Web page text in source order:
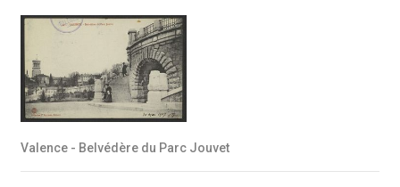
Valence - Belvédère du Parc Jouvet